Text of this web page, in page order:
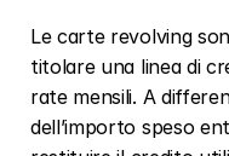
Le carte revolving
titolare una linea di
rate mensili. A
dell’importo speso